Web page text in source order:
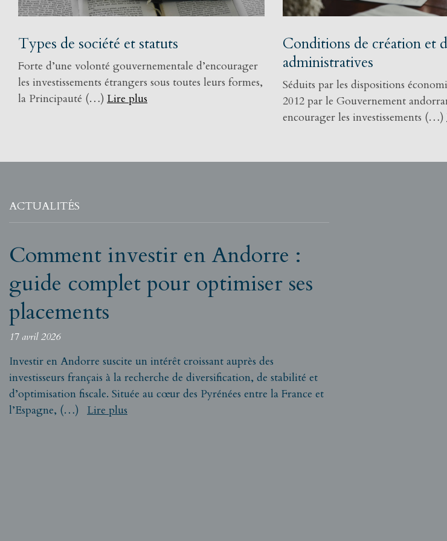
Types de société et statuts
Forte d’une volonté gouvernementale d’encourager
les investissements étrangers sous toutes leurs formes,
la Principauté (…) Lire plus
Conditions de création et
administratives
Séduits par les dispositions
2012 par le Gouvernement
encourager les investissements (…)
ACTUALITÉS
Comment investir en Andorre :
guide complet pour optimiser ses
placements
17 avril 2026
Investir en Andorre suscite un intérêt croissant auprès des
investisseurs français à la recherche de diversification, de stabilité et
d’optimisation fiscale. Située au cœur des Pyrénées entre la France et
l’Espagne, (…) Lire plus